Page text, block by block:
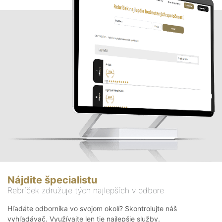
Nájdite špecialistu
Rebríček združuje tých najlepších v odbore
Hľadáte odborníka vo svojom okolí? Skontrolujte náš
vyhľadávač. Využívajte len tie najlepšie služby.